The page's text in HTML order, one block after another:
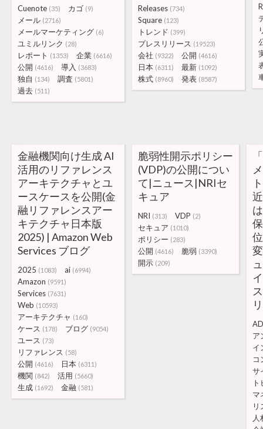
Cuenote (35) カゴ (9)
メール (2716)
メールマーケティング (6)
ユミルリンク (28)
レポート (1353) 企業 (6616)
公開 (4616) 導入 (3683)
独自 (134) 調査 (5801)
過去 (511)
Releases (734)
Square (123)
トレンド (399)
プレスリリース (19523)
会社 (9322) 公開 (4616)
日本 (6311) 最新 (1092)
株式 (8960) 発表 (8587)
金融機関向け生成 AI
活用のリファレンス
アーキテクチャとユ
ースケースを公開(金
融リファレンスアー
キテクチャ日本版
2025) | Amazon Web
Services ブログ
2025 (1083) ai (6994)
Amazon (9591)
Services (7631)
Web (10593)
アーキテクチャ (160)
ケース (178) ブログ (9054)
ユース (73)
リファレンス (58)
公開 (4616) 日本 (6311)
機関 (842) 活用 (5660)
生成 (1692) 金融 (581)
脆弱性開示ポリシー
(VDP)の公開につい
て|ニュース|NRIセ
キュア
NRI (313) VDP (2)
セキュア (1010)
ポリシー (283)
公開 (4616) 脆弱 (3390)
開示 (209)
ア
イ
コ
サ
マ
リ
人